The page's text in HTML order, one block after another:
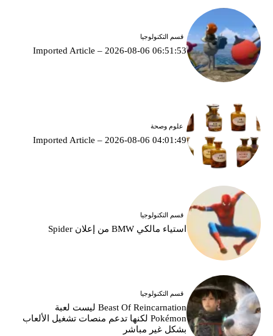
قسم التكنولوجيا
Imported Article – 2026-08-06 06:51:53
علوم وصحة
Imported Article – 2026-08-06 04:01:49
قسم التكنولوجيا
استياء مالكي BMW من إعلان Spider
قسم التكنولوجيا
Beast Of Reincarnation ليست لعبة
Pokémon لكنها تدعم منصات تشغيل الألعاب
بشكل غير مباشر